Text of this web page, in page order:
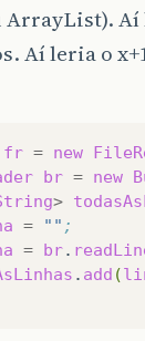
ArrayList).
Aí leria o
fr = new
br = new
>
= "" ;
= br.
. add (